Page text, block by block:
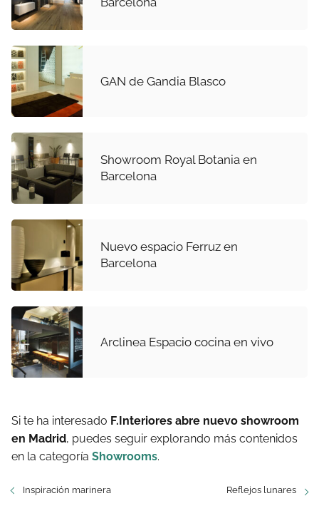
GAN de Gandia Blasco
Showroom Royal Botania en
Barcelona
Nuevo espacio Ferruz en
Barcelona
Arclinea Espacio cocina en vivo
Si te ha interesado F.Interiores abre nuevo showroom
en Madrid, puedes seguir explorando más contenidos
en la categoría Showrooms.
Inspiración marinera Reflejos lunares